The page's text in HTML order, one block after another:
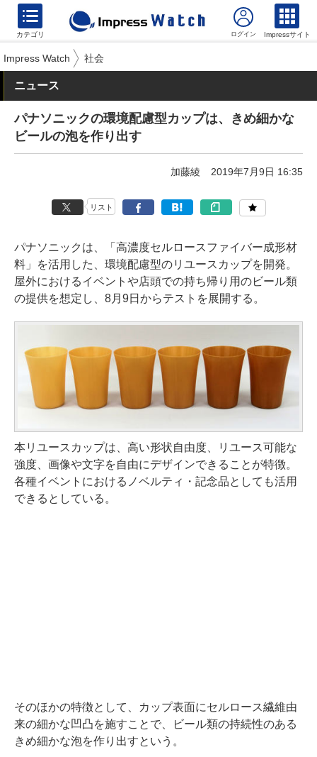
カテゴリ Impressサイト
Impress Watch 社会
ニュース
パナソニックの環境配慮型カップは、きめ細かな
ビールの泡を作り出す
加藤綾 2019年7月9日 16:35
リスト
パナソニックは、「高濃度セルロースファイバー成形材
料」を活用した、環境配慮型のリユースカップを開発。
屋外におけるイベントや店頭での持ち帰り用のビール類
の提供を想定し、8月9日からテストを展開する。
本リユースカップは、高い形状自由度、リユース可能な
強度、画像や文字を自由にデザインできることが特徴。
各種イベントにおけるノベルティ・記念品としても活用
できるとしている。
そのほかの特徴として、カップ表面にセルロース繊維由
来の細かな凹凸を施すことで、ビール類の持続性のある
きめ細かな泡を作り出すという。